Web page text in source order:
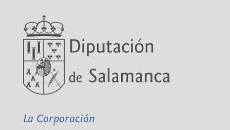
La Corporación